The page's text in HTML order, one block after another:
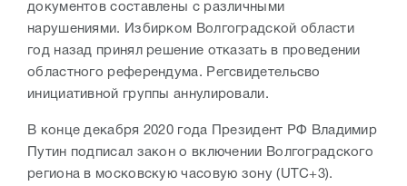
документов составлены с различными
нарушениями. Избирком Волгоградской области
год назад принял решение отказать в проведении
областного референдума. Регсвидетельсво
инициативной группы аннулировали.
В конце декабря 2020 года Президент РФ Владимир
Путин подписал закон о включении Волгоградского
региона в московскую часовую зону (UTC+3).